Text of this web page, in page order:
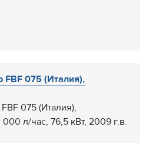
FBF 075 (Италия),
075 (Италия),
000 л/час, 76,5 кВт, 2009 г.в.